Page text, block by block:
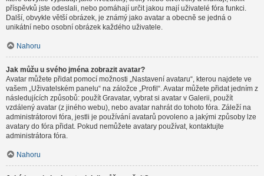
příspěvků jste odeslali, nebo pomáhají určit jakou mají uživatelé fóra funkci.
Další, obvykle větší obrázek, je známý jako avatar a obecně se jedná o
unikátní nebo osobní obrázek každého uživatele.
Nahoru
Jak můžu u svého jména zobrazit avatar?
Avatar můžete přidat pomocí možnosti „Nastavení avataru“, kterou najdete ve
vašem „Uživatelském panelu“ na záložce „Profil“. Avatar můžete přidat jedním z
následujících způsobů: použít Gravatar, vybrat si avatar v Galerii, použít
vzdálený avatar (z jiného webu), nebo avatar nahrát do tohoto fóra. Záleží na
administrátorovi fóra, jestli je používání avatarů povoleno a jakými způsoby lze
avatary do fóra přidat. Pokud nemůžete avatary používat, kontaktujte
administrátora fóra.
Nahoru